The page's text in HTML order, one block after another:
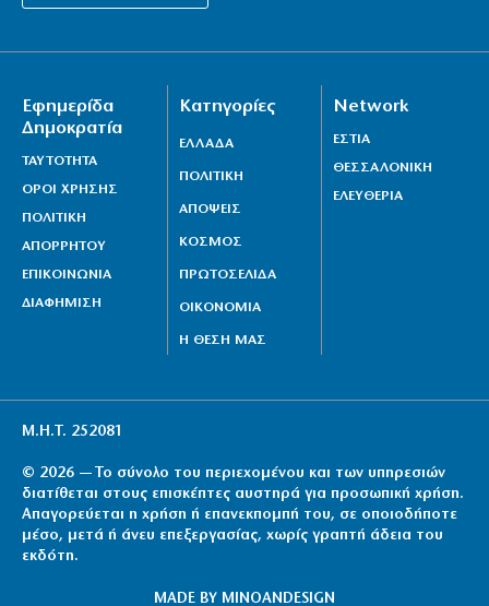
Εφημερίδα
Δημοκρατία
ΤΑΥΤΟΤΗΤΑ
ΟΡΟΙ ΧΡΗΣΗΣ
ΠΟΛΙΤΙΚΗ
ΑΠΟΡΡΗΤΟΥ
ΕΠΙΚΟΙΝΩΝΙΑ
ΔΙΑΦΗΜΙΣΗ
Κατηγορίες
ΕΛΛΑΔΑ
ΠΟΛΙΤΙΚΗ
ΑΠΟΨΕΙΣ
ΚΟΣΜΟΣ
ΠΡΩΤΟΣΕΛΙΔΑ
ΟΙΚΟΝΟΜΙΑ
Η ΘΕΣΗ ΜΑΣ
Network
ΕΣΤΙΑ
ΘΕΣΣΑΛΟΝΙΚΗ
ΕΛΕΥΘΕΡΙΑ
Μ.Η.Τ. 252081
© 2026 — Το σύνολο του περιεχομένου και των υπηρεσιών
διατίθεται στους επισκέπτες αυστηρά για προσωπική χρήση.
Απαγορεύεται η χρήση ή επανεκπομπή του, σε οποιοδήποτε
μέσο, μετά ή άνευ επεξεργασίας, χωρίς γραπτή άδεια του
εκδότη.
MADE BY MINOANDESIGN